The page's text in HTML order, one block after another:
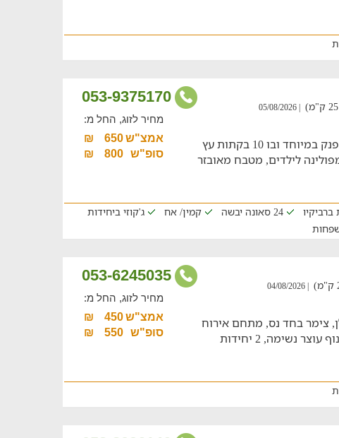
053-9375170
| 05/08/2026
חופשה משפחתית במתחם כפרי ומפנק במיוחד ובו 10 בקתות עץ
לילדים, מטבח מאובזר
מחיר לזוג, החל מ:
אמצ"ש650
₪
סופ"ש
800
₪
ברביקיו 24 סאונה יבשה קמין/ אח
ג'קוזי ביחידות
053-6245035
| 04/08/2026
צימר בחד נס, מתחם אירוח
נעים עם מרפסת פסטורלית אל מול נוף עוצר נשימה, 2 יחידות
מחיר לזוג, החל מ:
אמצ"ש450
₪
סופ"ש
550
₪